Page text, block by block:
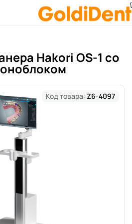
Hakori OS-1 со
Код товара: Z6-4097